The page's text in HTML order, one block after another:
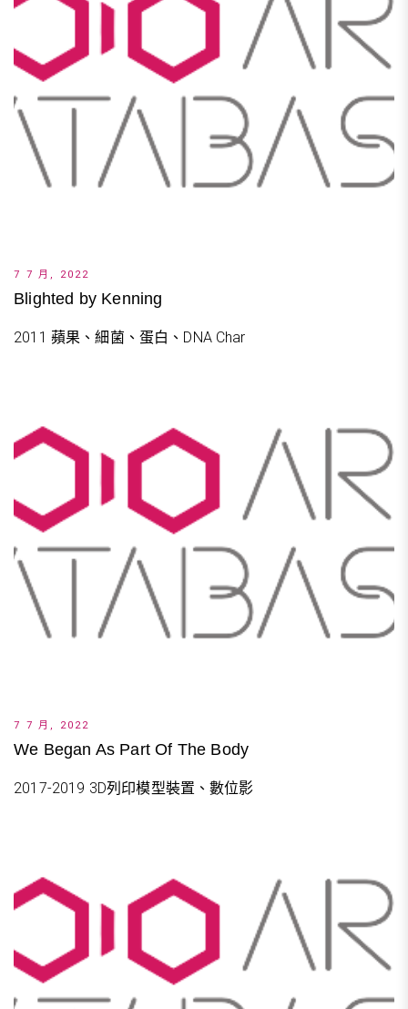
7 7 月, 2022
Blighted by Kenning
2011 蘋果、細菌、蛋白、DNA Char
7 7 月, 2022
We Began As Part Of The Body
2017-2019 3D列印模型裝置、數位影